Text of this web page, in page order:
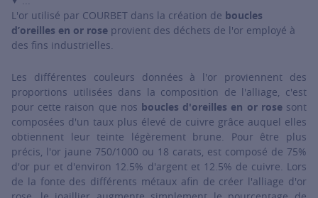
L'or utilisé par COURBET dans la création de boucles
d’oreilles en or rose provient des déchets de l'or employé à
des fins industrielles.
Les différentes couleurs données à l'or proviennent des
proportions utilisées dans la composition de l'alliage, c'est
pour cette raison que nos boucles d'oreilles en or rose sont
composées d'un taux plus élevé de cuivre grâce auquel elles
obtiennent leur teinte légèrement brune. Pour être plus
précis, l'or jaune 750/1000 ou 18 carats, est composé de 75%
d'or pur et d'environ 12.5% d'argent et 12.5% de cuivre. Lors
de la fonte des différents métaux afin de créer l'alliage d'or